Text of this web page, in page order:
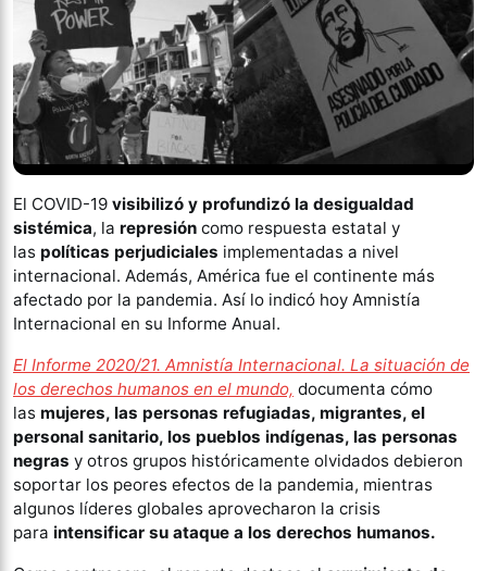
El COVID-19 visibilizó y profundizó la desigualdad
sistémica, la represión como respuesta estatal y
las políticas perjudiciales implementadas a nivel
internacional. Además, América fue el continente más
afectado por la pandemia. Así lo indicó hoy Amnistía
Internacional en su Informe Anual.
El Informe 2020/21. Amnistía Internacional. La situación de
los derechos humanos en el mundo, documenta cómo
las mujeres, las personas refugiadas, migrantes, el
personal sanitario, los pueblos indígenas, las personas
negras y otros grupos históricamente olvidados debieron
soportar los peores efectos de la pandemia, mientras
algunos líderes globales aprovecharon la crisis
para intensificar su ataque a los derechos humanos.